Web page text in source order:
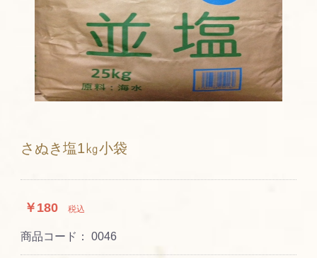
さぬき塩1㎏小袋
￥180 税込
商品コード： 0046